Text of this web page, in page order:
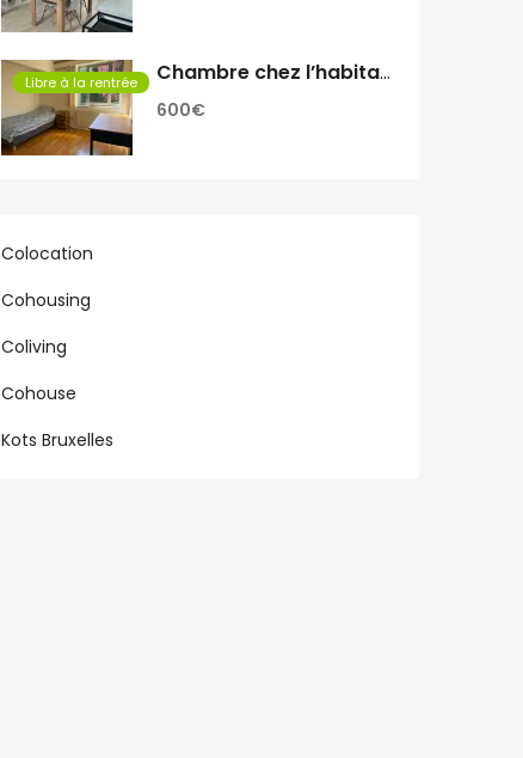
Libre à la rentrée Chambre chez l’habitant
600€
Colocation
Cohousing
Coliving
Cohouse
Kots Bruxelles